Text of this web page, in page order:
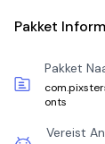
Pakket
Pakket
onts
Vereist